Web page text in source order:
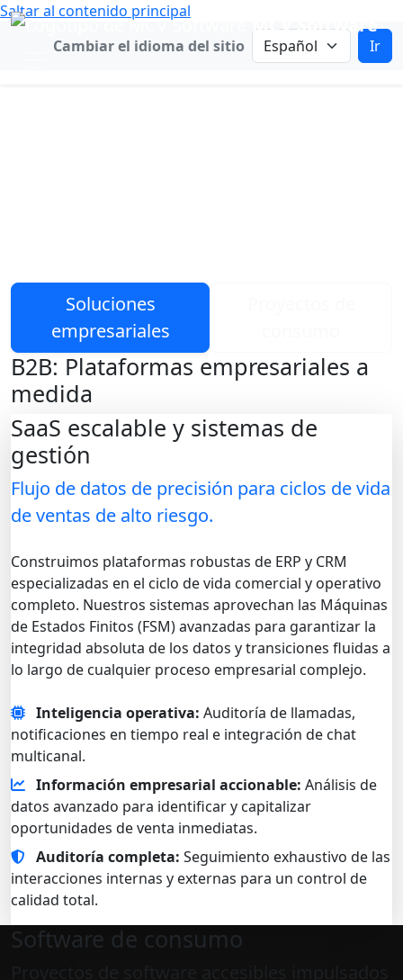
Saltar al contenido principal
MCV Software
Cambiar idioma
Cambiar el idioma del sitio Ir
Soluciones
empresariales
B2B: Plataformas empresariales a
medida
SaaS escalable y sistemas de
gestión
Flujo de datos de precisión para ciclos de vida
de ventas de alto riesgo.
Construimos plataformas robustas de ERP y CRM
especializadas en el ciclo de vida comercial y operativo
completo. Nuestros sistemas aprovechan las Máquinas
de Estados Finitos (FSM) avanzadas para garantizar la
integridad absoluta de los datos y transiciones fluidas a
lo largo de cualquier proceso empresarial complejo.
Inteligencia operativa: Auditoría de llamadas,
notificaciones en tiempo real e integración de chat
multicanal.
Información empresarial accionable: Análisis de
datos avanzado para identificar y capitalizar
oportunidades de venta inmediatas.
Auditoría completa: Seguimiento exhaustivo de las
interacciones internas y externas para un control de
calidad total.
Software de consumo